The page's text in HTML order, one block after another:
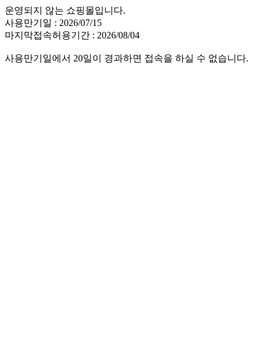
운영되지 않는 쇼핑몰입니다.
사용만기일 : 2026/07/15
마지막접속허용기간 : 2026/08/04
사용만기일에서 20일이 경과하면 접속을 하실 수 없습니다.